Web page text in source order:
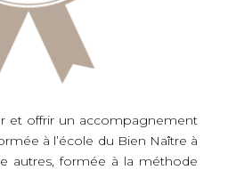
et offrir un accompagnement
à l’école du Bien Naître à
autres, formée à la méthode